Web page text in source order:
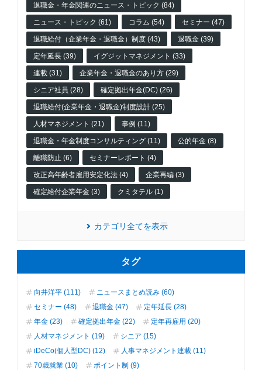
退職金・年金関連のニュース・トピック (84)
ニュース・トピック (61) コラム (54) セミナー (47)
退職給付（企業年金・退職金）制度 (43) 退職金 (39)
定年延長 (39) イグジットマネジメント (33)
連載 (31) 企業年金・退職金のあり方 (29)
シニア社員 (28) 確定拠出年金(DC) (26)
退職給付(企業年金・退職金)制度設計 (25)
人材マネジメント (21) 事例 (11)
退職金・年金制度コンサルティング (11) 公的年金 (8)
離職防止 (6) セミナーレポート (4)
改正高年齢者雇用安定化法 (4) 企業再編 (3)
確定給付企業年金 (3) クミタテル (1)
カテゴリ全てを表示
タグ
向井洋平 (111)
ニュースまとめ読み (60)
セミナー (48)
退職金 (47)
定年延長 (28)
年金 (23)
確定拠出年金 (22)
定年再雇用 (20)
人材マネジメント (19)
シニア (15)
iDeCo(個人型DC) (12)
人事マネジメント連載 (11)
70歳就業 (10)
ポイント制 (9)